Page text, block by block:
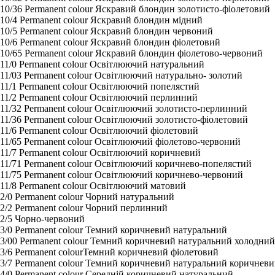
10/36 Permanent colour Яскравий блондин золотисто-фіолетовий
10/4 Permanent colour Яскравий блондин мідний
10/5 Permanent colour Яскравий блондин червоний
10/6 Permanent colour Яскравий блондин фіолетовий
10/65 Permanent colour Яскравий блондин фіолетово-червоний
11/0 Permanent colour Освітлюючий натуральний
11/03 Permanent colour Освітлюючий натурально- золотий
11/1 Permanent colour Освітлюючий попелястий
11/2 Permanent colour Освітлюючий перлинний
11/32 Permanent colour Освітлюючий золотисто-перлинний
11/36 Permanent colour Освітлюючий золотисто-фіолетовий
11/6 Permanent colour Освітлюючий фіолетовий
11/65 Permanent colour Освітлюючий фіолетово-червоний
11/7 Permanent colour Освітлюючий коричневий
11/71 Permanent colour Освітлюючий коричнево-попелястий
11/75 Permanent colour Освітлюючий коричнево-червоний
11/8 Permanent colour Освітлюючий матовий
2/0 Permanent colour Чорний натуральний
2/2 Permanent colour Чорний перлинний
2/5 Чорно-червоний
3/0 Permanent colour Темний коричневий натуральний
3/00 Permanent colour Темний коричневий натуральний холодний
3/6 Permanent colourТемний коричневий фіолетовий
3/7 Permanent colour Темний коричневий натуральний